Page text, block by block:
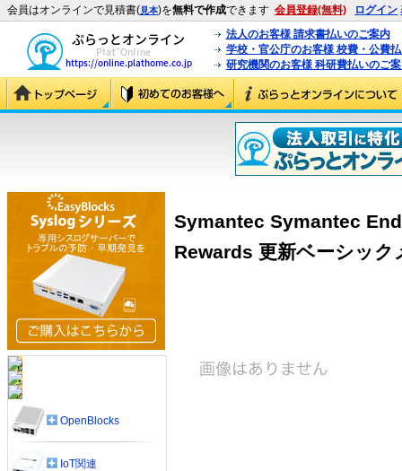
会員はオンラインで見積書(見本)を無料で作成できます 会員登録(無料) ログイン
法人のお客様 請求書払いのご案内
学校・官公庁のお客様 校費・公費
研究機関のお客様 科研費払いのご
Symantec Symantec
Rewards 更新ベーシック
OpenBlocks
IoT関連